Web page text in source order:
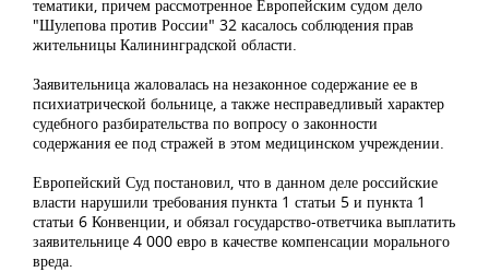
тематики, причем рассмотренное Европейским судом дело
"Шулепова против России" 32 касалось соблюдения прав
жительницы Калининградской области.
Заявительница жаловалась на незаконное содержание ее в
психиатрической больнице, а также несправедливый характер
судебного разбирательства по вопросу о законности
содержания ее под стражей в этом медицинском учреждении.
Европейский Суд постановил, что в данном деле российские
власти нарушили требования пункта 1 статьи 5 и пункта 1
статьи 6 Конвенции, и обязал государство-ответчика выплатить
заявительнице 4 000 евро в качестве компенсации морального
вреда.